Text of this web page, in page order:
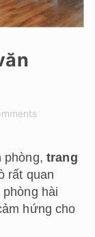
phòng,trang
rất quan
hài
hứng cho